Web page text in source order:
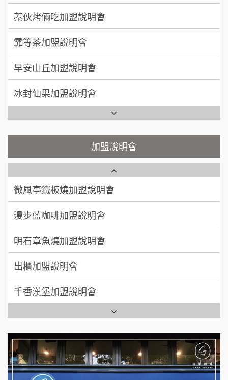
徐 先生/小姐 新北市
加盟預算
何 先生/小姐
加盟預算
呂 先生/小姐
加盟預算 200萬~400萬
顏 先生/小姐 台北市
廖 先生/小姐 高雄市
加盟預算
霏等茶加盟說明會
早安山丘加盟說明會
冰封仙果加盟說明會
Ramble Café 漫步藍咖啡加盟說明會
微風亭鐵板燒加盟說明會
【曉妍美妝】誠徵行政櫃檯
自助洗衣店誠徵代洗收送人員(台中市)
MUSHEN徵SPA美容芳療師
日十。早午食加盟說明會
拾鑶火鍋加盟說明會
全家加盟說明會
台灣G湯加盟說明會
彭富貴加盟說明會
NU PASTA義大利麵加盟說明會
加盟說明會
莫尼早餐Morni加盟說明會
手作功夫茶加盟說明會
SHARE TEA歇腳亭加盟說明會
潮味決-湯滷專門店加盟說明會
鮮茶道加盟說明會
微風亭鐵板燒加盟說明會
漫步藍咖啡加盟說明會
明石章魚燒加盟說明會
出櫃加盟說明會
千香漢堡加盟說明會
七盞茶加盟說明會
拉亞漢堡加盟說明會
杜芳子古味茶鋪加盟說明會
優握握×酸奶大獅加盟說明會